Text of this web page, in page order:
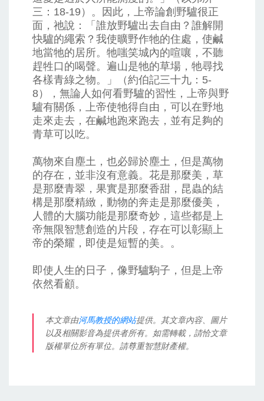
三：18-19）。因此，上帝論創野驢很正
面，祂說：「誰放野驢出去自由？誰解開
快驢的繩索？我使曠野作牠的住處，使鹹
地當牠的居所。牠嗤笑城內的喧嚷，不聽
趕牲口的喝聲。遍山是牠的草場，牠尋找
各樣青綠之物。」（約伯記三十九：5-
8），無論人如何看野驢的習性，上帝與野
驢有關係，上帝使牠得自由，可以在野地
走來走去，在鹹地跑來跑去，並有足夠的
青草可以吃。
萬物來自塵土，也必歸於塵土，但是萬物
的存在，並非沒有意義。花是那麼美，草
是那麼青翠，果實是那麼香甜，昆蟲的結
構是那麼精緻，動物的奔走是那麼優美，
人體的大腦功能是那麼奇妙，這些都是上
帝無限智慧創造的片段，存在可以彰顯上
帝的榮耀，即使是短暫的美。。
即使人生的日子，像野驢駒子，但是上帝
依然看顧。
本文章由河馬教授的網站提供。其文章內容、圖片
以及相關影音為提供者所有。如需轉載，請恰文章
版權單位所有單位。請尊重智慧財產權。